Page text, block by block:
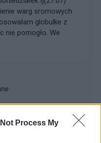
Process My
warg sromowych
globulke z
nie pomogło. We
Za 13 dni okres.